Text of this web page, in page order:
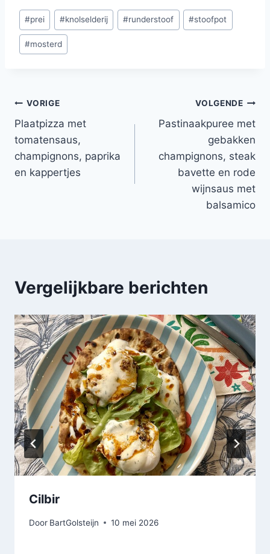
Bericht
tags:
#prei #knolselderij #runderstoof #stoofpot
#mosterd
Bericht
navigatie
VORIGE
Plaatpizza met
tomatensaus,
champignons, paprika
en kappertjes
VOLGENDE
Pastinaakpuree met
gebakken
champignons, steak
bavette en rode
wijnsaus met
balsamico
Vergelijkbare berichten
Cilbir
Door BartGolsteijn 10 mei 2026